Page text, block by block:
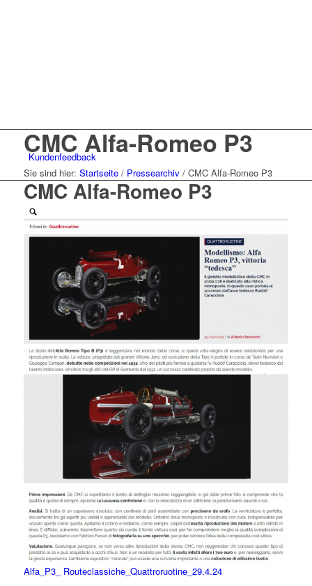
Kundenfeedback
CMC Alfa-Romeo P3
Sie sind hier: Startseite / Pressearchiv / CMC Alfa-Romeo P3
CMC Alfa-Romeo P3
Alfa_P3_ Routeclassiche_Quattroruotine_29.4.24